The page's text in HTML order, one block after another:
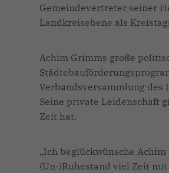
Gemeindevertreter seiner
Landkreisebene als
Achim Grimms große
Verbandsversammlung des
Seine private Leidenschaft
Zeit hat.
Ich beglückwünsche Achim
(Un-)Ruhestand viel Zeit